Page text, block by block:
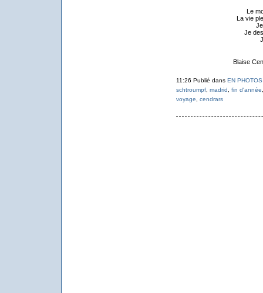
Le
La vie
Je
Blaise
11:26 Publié dans EN PHOTOS
schtroumpf, madrid fin d'année
voyage
cendrars